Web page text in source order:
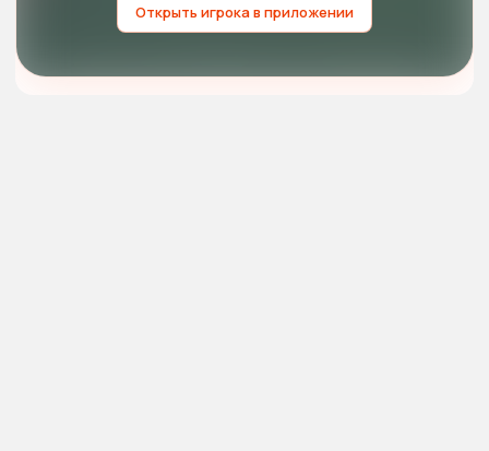
Открыть игрока в приложении